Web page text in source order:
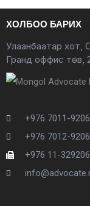
ХОЛБОО БАРИХ
Улаанбаатар хот,
Гранд оффис төв,
+976 7011-9206
+976 7012-9206
+976 11-329206